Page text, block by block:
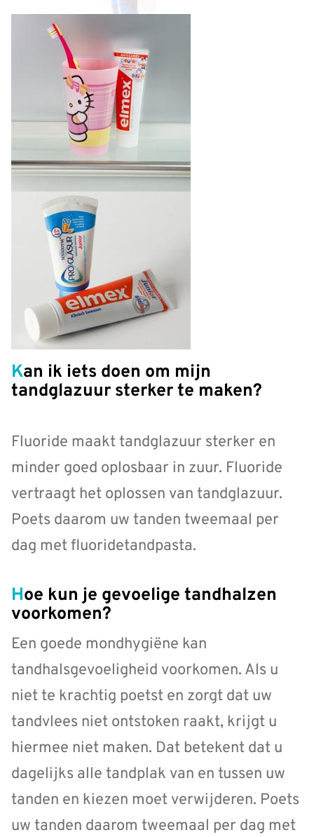
Kan ik iets doen om mijn
tandglazuur sterker te maken?
Fluoride maakt tandglazuur sterker en
minder goed oplosbaar in zuur. Fluoride
vertraagt het oplossen van tandglazuur.
Poets daarom uw tanden tweemaal per
dag met fluoridetandpasta.
Hoe kun je gevoelige tandhalzen
voorkomen?
Een goede mondhygiëne kan
tandhalsgevoeligheid voorkomen. Als u
niet te krachtig poetst en zorgt dat uw
tandvlees niet ontstoken raakt, krijgt u
hiermee niet maken. Dat betekent dat u
dagelijks alle tandplak van en tussen uw
tanden en kiezen moet verwijderen. Poets
uw tanden daarom tweemaal per dag met